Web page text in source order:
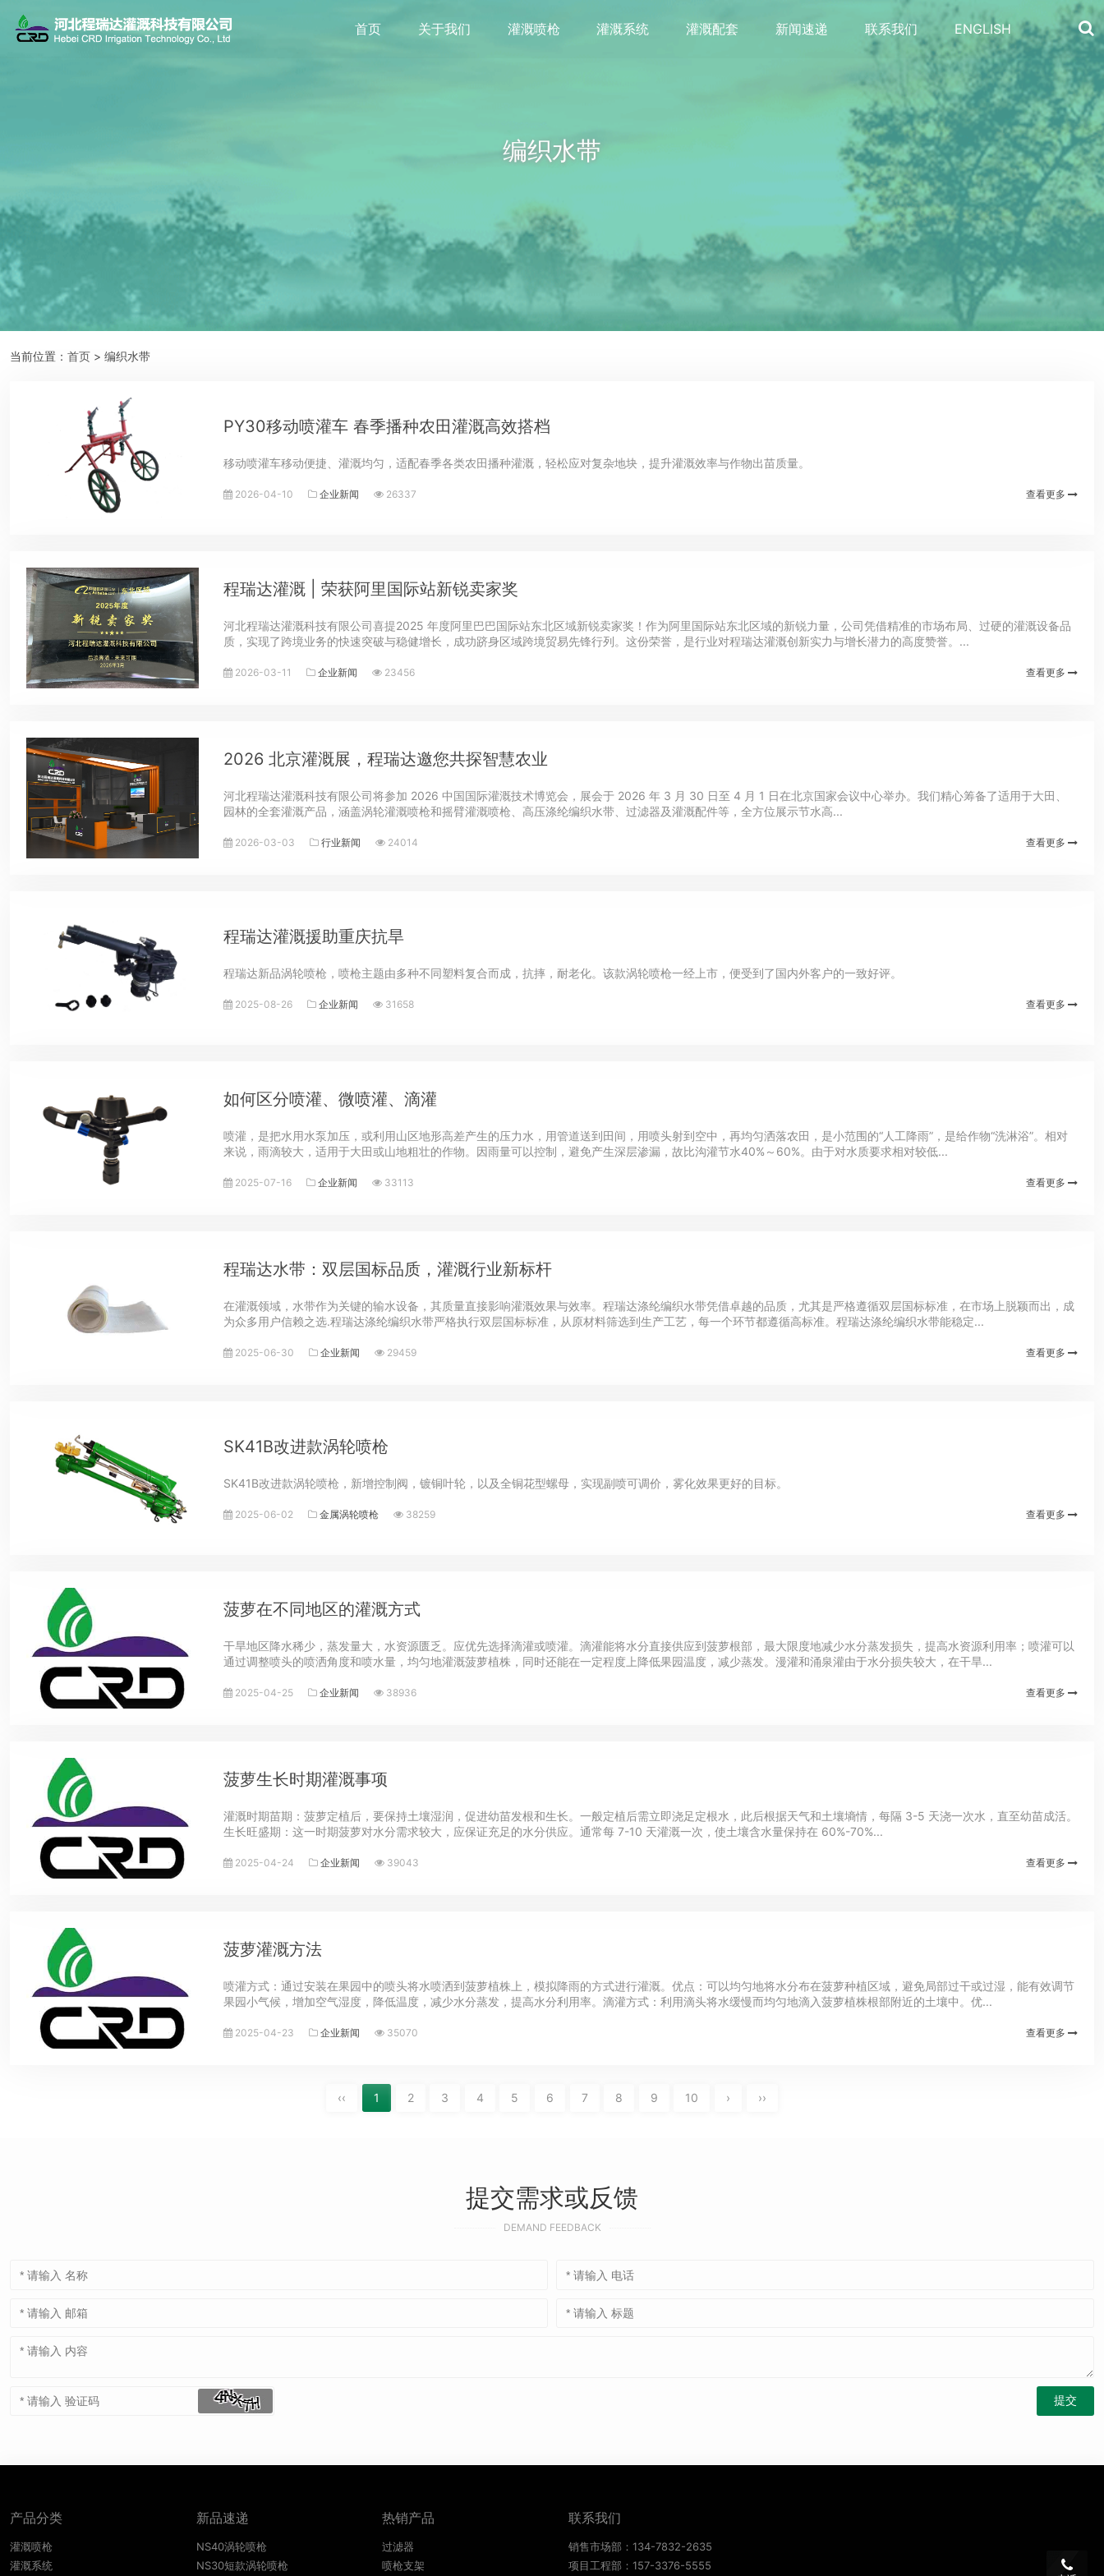
首页 关于我们 灌溉喷枪 灌溉系统 灌溉配套 新闻速递 联系我们 ENGLISH
编织水带
当前位置： 首页 > 编织水带
PY30移动喷灌车 春季播种农田灌溉高效搭档
移动喷灌车移动便捷、灌溉均匀，适配春季各类农田播种灌溉，轻松应对复杂地块，提升灌溉效率与作物出苗质量。
查看更多
2026-04-10 企业新闻 26337
程瑞达灌溉 | 荣获阿里国际站新锐卖家奖
河北程瑞达灌溉科技有限公司喜提2025 年度阿里巴巴国际站东北区域新锐卖家奖！作为阿里国际站东北区域的新锐力量，公司凭借精准的市场布局、过硬的灌溉设备品
质，实现了跨境业务的快速突破与稳健增长，成功跻身区域跨境贸易先锋行列。这份荣誉，是行业对程瑞达灌溉创新实力与增长潜力的高度赞誉。...
查看更多
2026-03-11 企业新闻 23456
2026 北京灌溉展，程瑞达邀您共探智慧农业
河北程瑞达灌溉科技有限公司将参加 2026 中国国际灌溉技术博览会，展会于 2026 年 3 月 30 日至 4 月 1 日在北京国家会议中心举办。我们精心筹备了适用于大田、
园林的全套灌溉产品，涵盖涡轮灌溉喷枪和摇臂灌溉喷枪、高压涤纶编织水带、过滤器及灌溉配件等，全方位展示节水高...
查看更多
2026-03-03 行业新闻 24014
程瑞达灌溉援助重庆抗旱
程瑞达新品涡轮喷枪，喷枪主题由多种不同塑料复合而成，抗摔，耐老化。该款涡轮喷枪一经上市，便受到了国内外客户的一致好评。
查看更多
2025-08-26 企业新闻 31658
如何区分喷灌、微喷灌、滴灌
喷灌，是把水用水泵加压，或利用山区地形高差产生的压力水，用管道送到田间，用喷头射到空中，再均匀洒落农田，是小范围的“人工降雨”，是给作物“洗淋浴”。相对
来说，雨滴较大，适用于大田或山地粗壮的作物。因雨量可以控制，避免产生深层渗漏，故比沟灌节水40%～60%。由于对水质要求相对较低...
查看更多
2025-07-16 企业新闻 33113
程瑞达水带：双层国标品质，灌溉行业新标杆
在灌溉领域，水带作为关键的输水设备，其质量直接影响灌溉效果与效率。程瑞达涤纶编织水带凭借卓越的品质，尤其是严格遵循双层国标标准，在市场上脱颖而出，成
为众多用户信赖之选.程瑞达涤纶编织水带严格执行双层国标标准，从原材料筛选到生产工艺，每一个环节都遵循高标准。程瑞达涤纶编织水带能稳定...
查看更多
2025-06-30 企业新闻 29459
SK41B改进款涡轮喷枪
SK41B改进款涡轮喷枪，新增控制阀，镀铜叶轮，以及全铜花型螺母，实现副喷可调价，雾化效果更好的目标。
查看更多
2025-06-02 金属涡轮喷枪 38259
菠萝在不同地区的灌溉方式
干旱地区降水稀少，蒸发量大，水资源匮乏。应优先选择滴灌或喷灌。滴灌能将水分直接供应到菠萝根部，最大限度地减少水分蒸发损失，提高水资源利用率；喷灌可以
通过调整喷头的喷洒角度和喷水量，均匀地灌溉菠萝植株，同时还能在一定程度上降低果园温度，减少蒸发。漫灌和涌泉灌由于水分损失较大，在干旱...
查看更多
2025-04-25 企业新闻 38936
菠萝生长时期灌溉事项
灌溉时期苗期：菠萝定植后，要保持土壤湿润，促进幼苗发根和生长。一般定植后需立即浇足定根水，此后根据天气和土壤墒情，每隔 3-5 天浇一次水，直至幼苗成活。
生长旺盛期：这一时期菠萝对水分需求较大，应保证充足的水分供应。通常每 7-10 天灌溉一次，使土壤含水量保持在 60%-70%...
查看更多
2025-04-24 企业新闻 39043
菠萝灌溉方法
喷灌方式：通过安装在果园中的喷头将水喷洒到菠萝植株上，模拟降雨的方式进行灌溉。优点：可以均匀地将水分布在菠萝种植区域，避免局部过干或过湿，能有效调节
果园小气候，增加空气湿度，降低温度，减少水分蒸发，提高水分利用率。滴灌方式：利用滴头将水缓慢而均匀地滴入菠萝植株根部附近的土壤中。优...
查看更多
2025-04-23 企业新闻 35070
‹‹ 1 2 3 4 5 6 7 8 9 10 › ››
提交需求或反馈
DEMAND FEEDBACK
产品分类
灌溉喷枪
灌溉系统
新品速递
NS40涡轮喷枪
NS30短款涡轮喷枪
热销产品
过滤器
喷枪支架
联系我们
销售市场部：134-7832-2635
项目工程部：157-3376-5555